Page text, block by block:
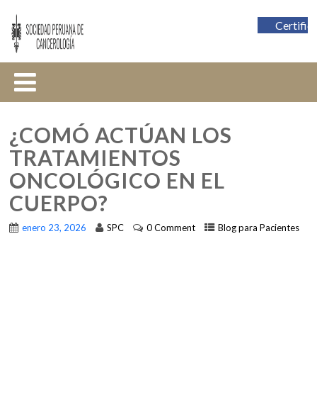
¿COMÓ ACTÚAN LOS
TRATAMIENTOS
ONCOLÓGICO EN EL
CUERPO?
enero 23, 2026 SPC 0 Comment Blog para Pacientes